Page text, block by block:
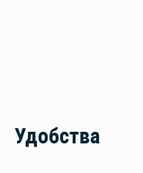
Удобства